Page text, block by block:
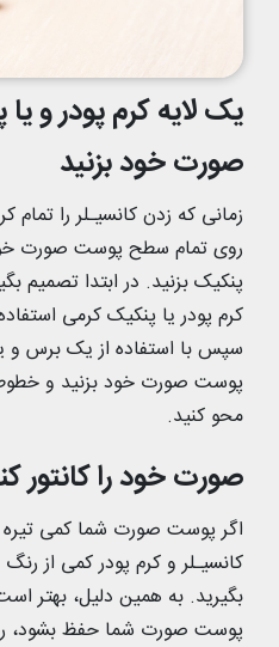
یک لایه کرم پودر و
صورت خود بزنید
زمانی که زدن کانسیـلر را
روی تمام سطح پوست صورت
پنکیک بزنید. در ابتدا تصمیم
کرم پودر یا پنکیک کرمی
سپس با استفاده از یک برس و
پوست صورت خود بزنید و
محو کنید.
صورت خود را کانتور
اگر پوست صورت شما کمی
کانسیـلر و کرم پودر کمی از
بگیرید. به همین دلیل، بهتر
پوست صورت شما حفظ بشود،